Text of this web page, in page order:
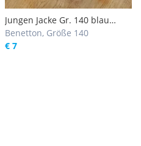
Jungen Jacke Gr. 140 blau
Benetton
Benetton, Größe 140
€ 7